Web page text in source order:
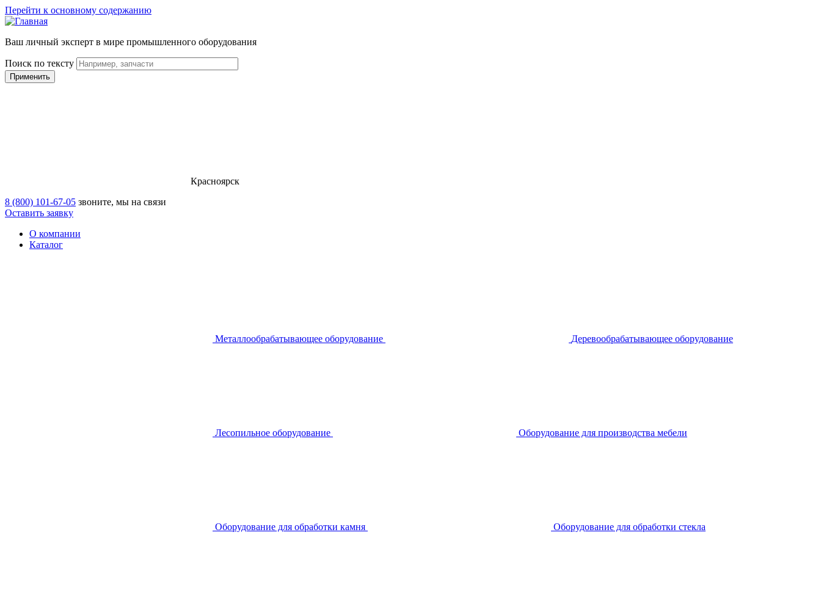
Перейти к основному содержанию
Ваш личный эксперт в мире промышленного оборудования
Поиск по тексту
Красноярск
8 (800) 101-67-05 звоните, мы на связи
Оставить заявку
О компании
Каталог
Металлообрабатывающее оборудование Деревообрабатывающее оборудование
Лесопильное оборудование Оборудование для производства мебели
Оборудование для обработки камня Оборудование для обработки стекла